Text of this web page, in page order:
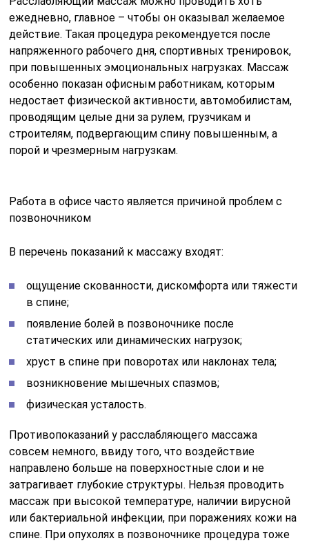
ежедневно, главное – чтобы он оказывал желаемое
действие. Такая процедура рекомендуется после
напряженного рабочего дня, спортивных тренировок,
при повышенных эмоциональных нагрузках. Массаж
особенно показан офисным работникам, которым
недостает физической активности, автомобилистам,
проводящим целые дни за рулем, грузчикам и
строителям, подвергающим спину повышенным, а
порой и чрезмерным нагрузкам.
Работа в офисе часто является причиной проблем с
позвоночником
В перечень показаний к массажу входят:
ощущение скованности, дискомфорта или тяжести
в спине;
появление болей в позвоночнике после
статических или динамических нагрузок;
хруст в спине при поворотах или наклонах тела;
возникновение мышечных спазмов;
физическая усталость.
Противопоказаний у расслабляющего массажа
совсем немного, ввиду того, что воздействие
направлено больше на поверхностные слои и не
затрагивает глубокие структуры. Нельзя проводить
массаж при высокой температуре, наличии вирусной
или бактериальной инфекции, при поражениях кожи на
спине. При опухолях в позвоночнике процедура тоже